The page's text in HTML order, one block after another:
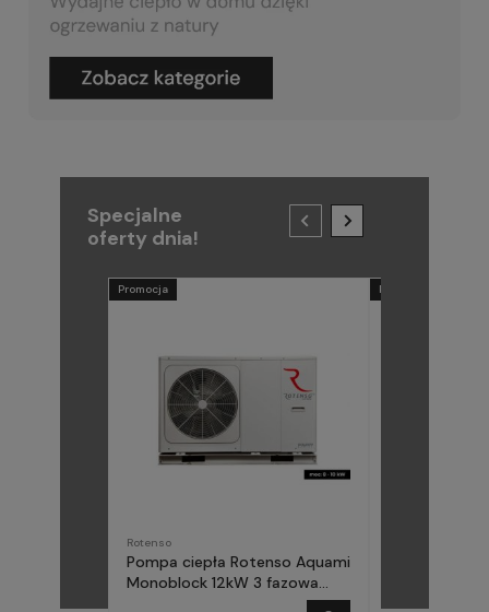
Specjalne
oferty dnia!
Rotenso
Pompa ciepła Rotenso Aquami
Monoblock 12kW 3 fazowa
Promocja Promocja